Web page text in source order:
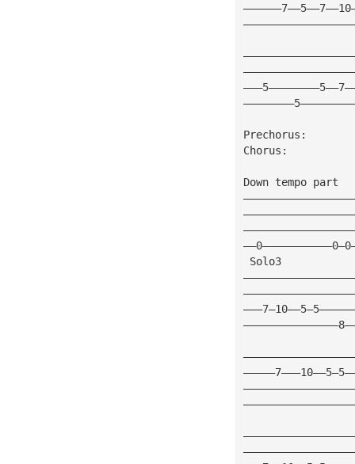
Prechorus:
Chorus:
Down tempo part
Solo3